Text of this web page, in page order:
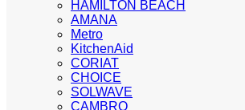
HAMILTON BEACH
AMANA
Metro
KitchenAid
CORIAT
CHOICE
SOLWAVE
CAMBRO